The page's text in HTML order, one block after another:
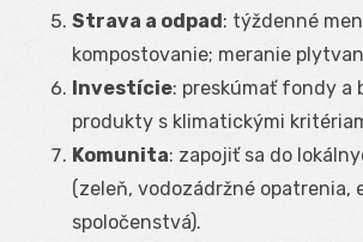
Strava a odpad: týždenné
kompostovanie; meranie
Investície: preskúmať fondy a
produkty s klimatickými
Komunita: zapojiť sa do
(zeleň, vodozádržné opatrenia,
spoločenstvá).